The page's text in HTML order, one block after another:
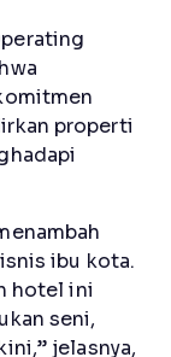
properti
ibu kota.
hotel ini
seni,
jelasnya,